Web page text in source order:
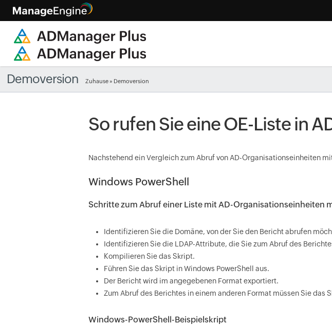
Demoversion Zuhause » Demoversion
So rufen Sie eine OE-Liste in
Nachstehend ein Vergleich zum Abruf von AD-Organisationseinheiten
Windows PowerShell
Schritte zum Abruf einer Liste mit AD-Organisationseinheiten
Identifizieren Sie die Domäne, von der Sie den Bericht abrufen
Identifizieren Sie die LDAP-Attribute, die Sie zum Abruf des
Kompilieren Sie das Skript.
Führen Sie das Skript in Windows PowerShell aus.
Der Bericht wird im angegebenen Format exportiert.
Zum Abruf des Berichtes in einem anderen Format müssen Sie das
Windows-PowerShell-Beispielskript